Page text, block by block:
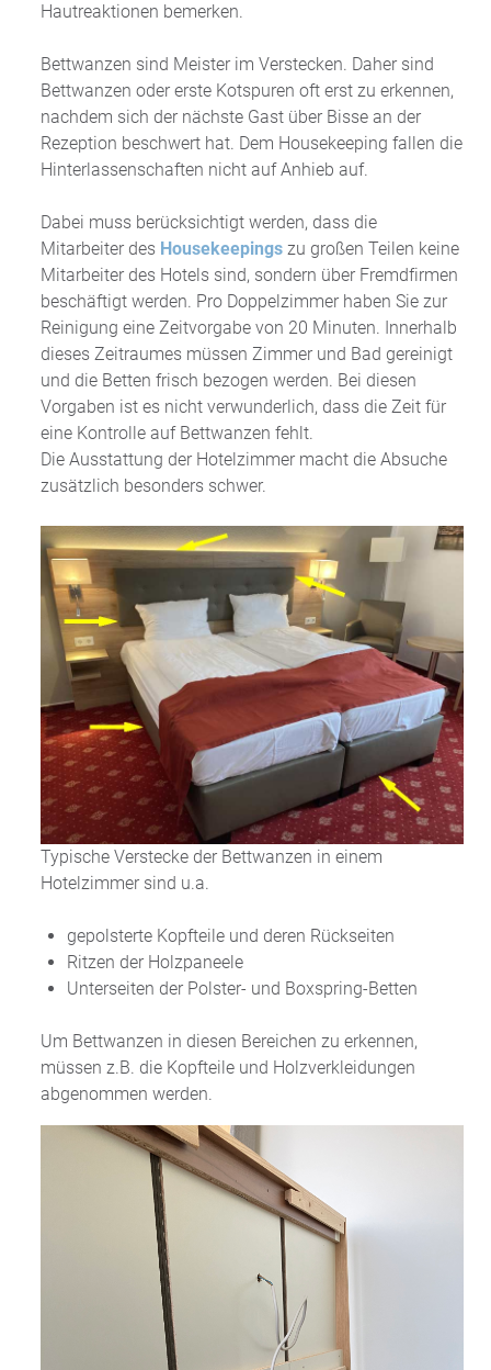
Hautreaktionen bemerken.
Bettwanzen sind Meister im Verstecken. Daher sind
Bettwanzen oder erste Kotspuren oft erst zu erkennen,
nachdem sich der nächste Gast über Bisse an der
Rezeption beschwert hat. Dem Housekeeping fallen die
Hinterlassenschaften nicht auf Anhieb auf.
Dabei muss berücksichtigt werden, dass die
Mitarbeiter des Housekeepings zu großen Teilen keine
Mitarbeiter des Hotels sind, sondern über Fremdfirmen
beschäftigt werden. Pro Doppelzimmer haben Sie zur
Reinigung eine Zeitvorgabe von 20 Minuten. Innerhalb
dieses Zeitraumes müssen Zimmer und Bad gereinigt
und die Betten frisch bezogen werden. Bei diesen
Vorgaben ist es nicht verwunderlich, dass die Zeit für
eine Kontrolle auf Bettwanzen fehlt.
Die Ausstattung der Hotelzimmer macht die Absuche
zusätzlich besonders schwer.
Typische Verstecke der Bettwanzen in einem
Hotelzimmer sind u.a.
gepolsterte Kopfteile und deren Rückseiten
Ritzen der Holzpaneele
Unterseiten der Polster- und Boxspring-Betten
Um Bettwanzen in diesen Bereichen zu erkennen,
müssen z.B. die Kopfteile und Holzverkleidungen
abgenommen werden.